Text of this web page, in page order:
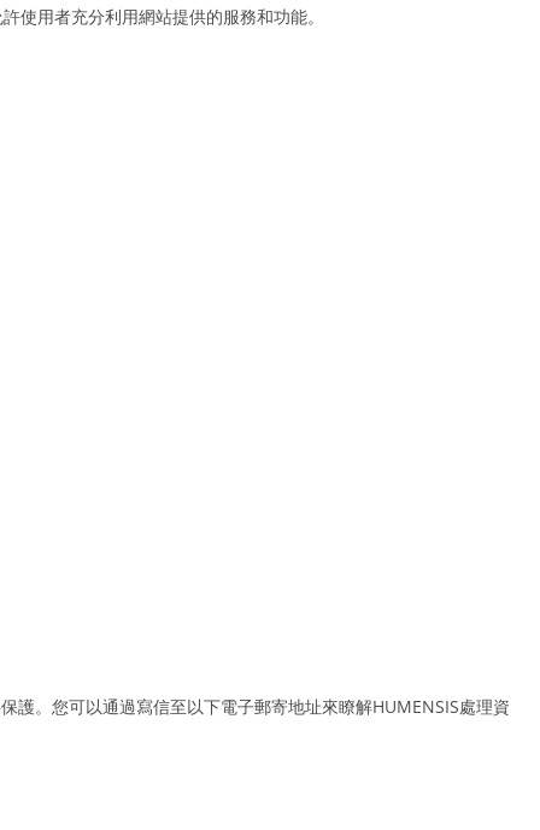
使用者充分利用網站提供的服務和功能。
。您可以通過寫信至以下電子郵寄地址來瞭解HUMENSIS處理資